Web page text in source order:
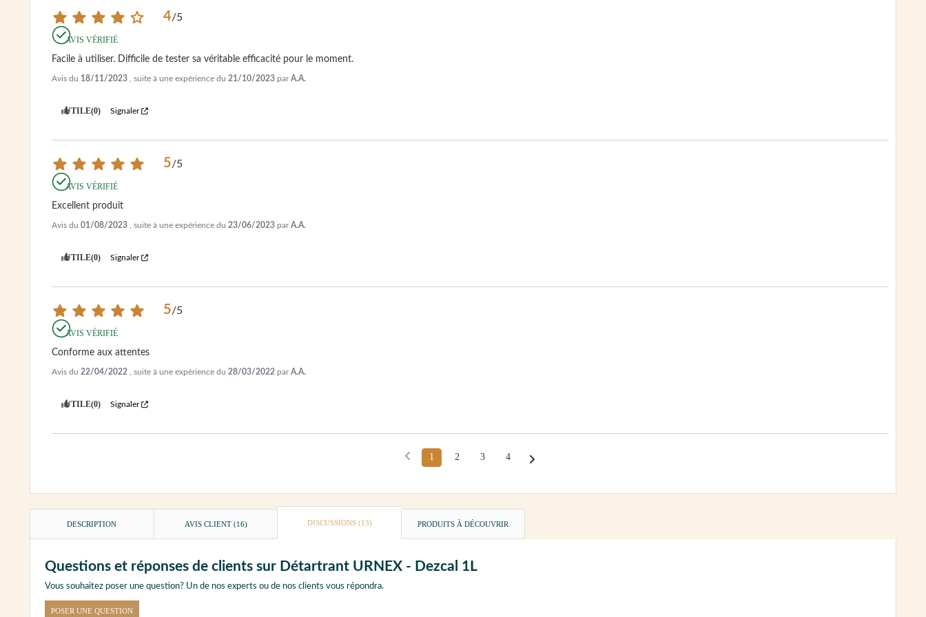
4/5
AVIS VÉRIFIÉ
Facile à utiliser. Difficile de tester sa véritable efficacité pour le moment.
Avis du 18/11/2023 , suite à une expérience du 21/10/2023 parA.A.
UTILE(0) Signaler
5/5
AVIS VÉRIFIÉ
Excellent produit
Avis du 01/08/2023 , suite à une expérience du 23/06/2023 parA.A.
UTILE(0) Signaler
5/5
AVIS VÉRIFIÉ
Conforme aux attentes
Avis du 22/04/2022 , suite à une expérience du 28/03/2022 parA.A.
UTILE(0) Signaler
1 2 3 4
DESCRIPTION AVIS CLIENT (16) DISCUSSIONS (13) PRODUITS À DÉCOUVRIR
Questions et réponses de clients sur Détartrant URNEX - Dezcal 1L
Vous souhaitez poser une question? Un de nos experts ou de nos clients vous répondra.
POSER UNE QUESTION